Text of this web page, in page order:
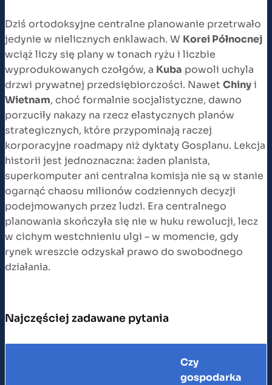
Dziś ortodoksyjne centralne planowanie przetrwało
jedynie w nielicznych enklawach. W Korei Północnej
wciąż liczy się plany w tonach ryżu i liczbie
wyprodukowanych czołgów, a Kuba powoli uchyla
drzwi prywatnej przedsiębiorczości. Nawet Chinyi
Wietnam, choć formalnie socjalistyczne, dawno
porzuciły nakazy na rzecz elastycznych planów
strategicznych, które przypominają raczej
korporacyjne roadmapy niż dyktaty Gosplanu. Lekcja
historii jest jednoznaczna: żaden planista,
superkomputer ani centralna komisja nie są w stanie
ogarnąć chaosu milionów codziennych decyzji
podejmowanych przez ludzi. Era centralnego
planowania skończyła się nie w huku rewolucji, lecz
w cichym westchnieniu ulgi – w momencie, gdy
rynek wreszcie odzyskał prawo do swobodnego
działania.
Najczęściej zadawane pytania
Czy
gospodarka